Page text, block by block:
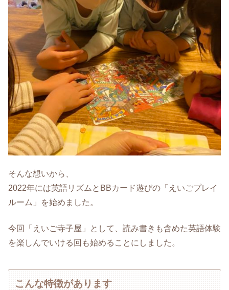
そんな想いから、
2022年には英語リズムとBBカード遊びの「えいごプレイ
ルーム」を始めました。
今回「えいご寺子屋」として、読み書きも含めた英語体験
を楽しんでいける回も始めることにしました。
こんな特徴があります